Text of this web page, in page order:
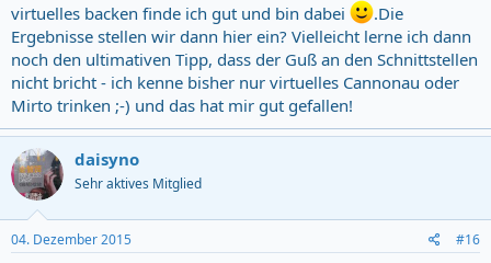
virtuelles backen finde ich gut und bin dabei
.Die
Ergebnisse stellen wir dann hier ein? Vielleicht lerne ich dann
noch den ultimativen Tipp, dass der Guß an den Schnittstellen
nicht bricht - ich kenne bisher nur virtuelles Cannonau oder
Mirto trinken ;-) und das hat mir gut gefallen!
daisyno
Sehr aktives Mitglied
04. Dezember 2015 #16